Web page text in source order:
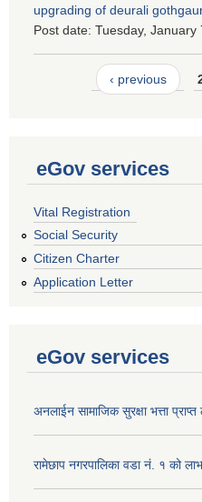
upgrading of deurali
Post date: Tuesday, January
‹ previous
eGov services
Vital Registration
Social Security
Citizen Charter
Application Letter
eGov services
अनलाईन सामाजिक सुरक्षा भत्ता प्राप्त
रामेछाप नगरपालिका वडा नं. १ को